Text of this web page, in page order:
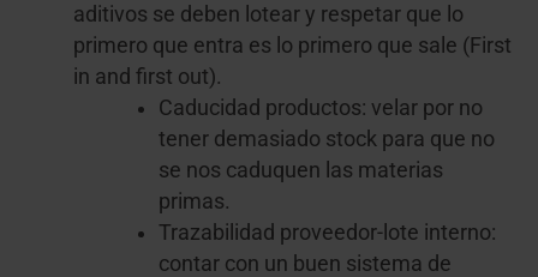
aditivos se deben lotear y respetar que lo
primero que entra es lo primero que sale (First
in and first out).
Caducidad productos: velar por no
tener demasiado stock para que no
se nos caduquen las materias
primas.
Trazabilidad proveedor-lote interno:
contar con un buen sistema de